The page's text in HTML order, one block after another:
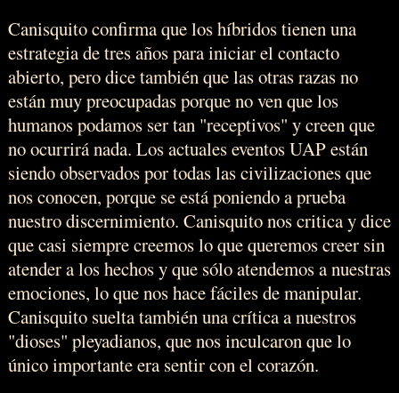
Canisquito confirma que los híbridos tienen una
estrategia de tres años para iniciar el contacto
abierto, pero dice también que las otras razas no
están muy preocupadas porque no ven que los
humanos podamos ser tan "receptivos" y creen que
no ocurrirá nada. Los actuales eventos UAP están
siendo observados por todas las civilizaciones que
nos conocen, porque se está poniendo a prueba
nuestro discernimiento. Canisquito nos critica y dice
que casi siempre creemos lo que queremos creer sin
atender a los hechos y que sólo atendemos a nuestras
emociones, lo que nos hace fáciles de manipular.
Canisquito suelta también una crítica a nuestros
"dioses" pleyadianos, que nos inculcaron que lo
único importante era sentir con el corazón.